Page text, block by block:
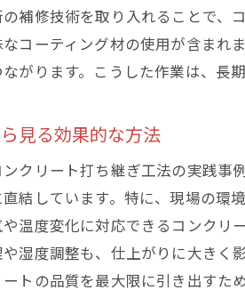
補修技術を取り入れることで、
コーティング材の使用が含まれ
がります。こうした作業は、長
見る効果的な方法
クリート打ち継ぎ工法の実践事
結しています。特に、現場の環
温度変化に対応できるコンクリ
湿度調整も、仕上がりに大きく
トの品質を最大限に引き出すた